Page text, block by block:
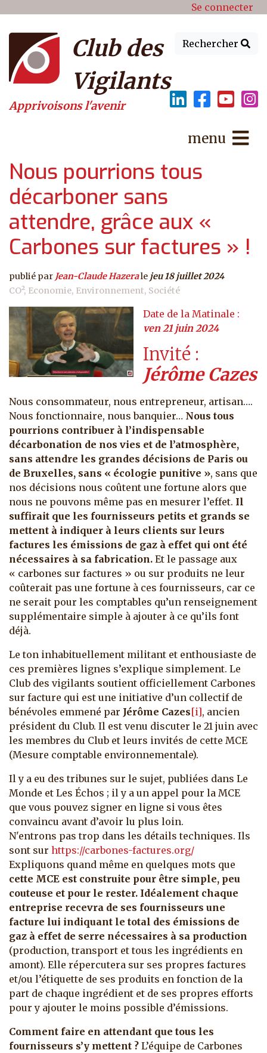
Menu du compte de Se connecter
Rechercher
Club des
Vigilants
Apprivoisons l'avenir
menu
Nous pourrions tous
décarboner sans
attendre, grâce aux «
Carbones sur factures » !
publié par Jean-Claude Hazerale jeu 18 juillet 2024
CO² Economie Environnement Société
ven 21 juin 2024
Invité
Jérôme Cazes
Nous consommateur, nous entrepreneur, artisan….
Nous fonctionnaire, nous banquier… Nous tous
pourrions contribuer à l’indispensable
décarbonation de nos vies et de l’atmosphère,
sans attendre les grandes décisions de Paris ou
de Bruxelles, sans « écologie punitive », sans que
nos décisions nous coûtent une fortune alors que
nous ne pouvons même pas en mesurer l’effet. Il
suffirait que les fournisseurs petits et grands se
mettent à indiquer à leurs clients sur leurs
factures les émissions de gaz à effet qui ont été
nécessaires à sa fabrication. Et le passage aux
« carbones sur factures » ou sur produits ne leur
coûterait pas une fortune à ces fournisseurs, car ce
ne serait pour les comptables qu’un renseignement
supplémentaire simple à ajouter à ce qu’ils font
déjà.
Le ton inhabituellement militant et enthousiaste de
ces premières lignes s’explique simplement. Le
Club des vigilants soutient officiellement Carbones
sur facture qui est une initiative d’un collectif de
bénévoles emmené par Jérôme Cazes[i], ancien
président du Club. Il est venu discuter le 21 juin avec
les membres du Club et leurs invités de cette MCE
(Mesure comptable environnementale).
Il y a eu des tribunes sur le sujet, publiées dans Le
Monde et Les Échos ; il y a un appel pour la MCE
que vous pouvez signer en ligne si vous êtes
convaincu avant d’avoir lu plus loin.
N'entrons pas trop dans les détails techniques. Ils
sont sur https://carbones-factures.org/
Expliquons quand même en quelques mots que
cette MCE est construite pour être simple, peu
couteuse et pour le rester. Idéalement chaque
entreprise recevra de ses fournisseurs une
facture lui indiquant le total des émissions de
gaz à effet de serre nécessaires à sa production
(production, transport et tous les ingrédients en
amont). Elle répercutera sur ses propres factures
et/ou l’étiquette de ses produits en fonction de la
part de chaque ingrédient et de ses propres efforts
pour y ajouter le moins possible d’émissions.
Comment faire en attendant que tous les
fournisseurs s’y mettent ? L’équipe de Carbones